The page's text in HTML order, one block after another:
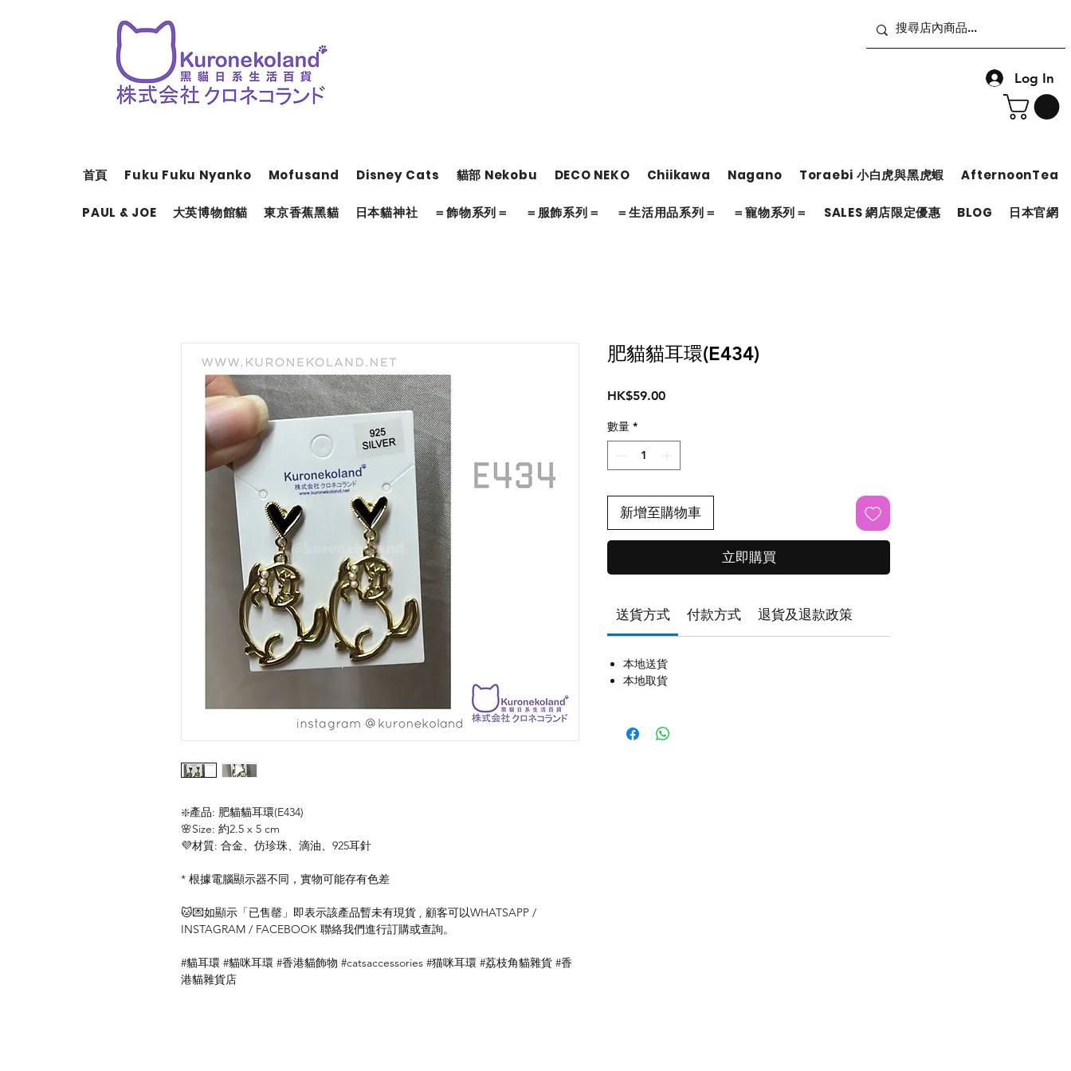
Log In
首頁 Fuku Fuku Nyanko Mofusand Disney Cats 貓部 Nekobu DECO NEKO Chiikawa Nagano Toraebi 小白虎與黑虎蝦 AfternoonTea
PAUL & JOE 大英博物館貓 東京香蕉黑貓 日本貓神社 ＝飾物系列＝ ＝服飾系列＝ ＝生活用品系列＝ ＝寵物系列＝ SALES 網店限定優惠 BLOG 日本官網
❇️產品: 肥貓貓耳環(E434)
🌸Size: 約2.5 x 5 cm
💜材質: 合金、仿珍珠、滴油、925耳針
* 根據電腦顯示器不同，實物可能存有色差
🐱💌如顯示「已售罄」即表示該產品暫未有現貨 , 顧客可以WHATSAPP /
INSTAGRAM / FACEBOOK 聯絡我們進行訂購或查詢。
#貓耳環 #貓咪耳環 #香港貓飾物 #catsaccessories #猫咪耳環 #荔枝角貓雜貨 #香
港貓雜貨店
肥貓貓耳環(E434)
HK$59.00價
數量 *
新增至購物車
立即購買
送貨方式 付款方式 退貨及退款政策
本地送貨
本地取貨